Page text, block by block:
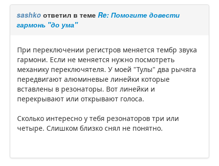
sashko ответил в теме Re: Помогите довести
гармонь "до ума"
При переключении регистров меняется тембр звука
гармони. Если не меняется нужно посмотреть
механику переключятеля. У моей "Тулы" два рычяга
передвигают алюминевые линейки которые
вставлены в резонаторы. Вот линейки и
перекрывают или открывают голоса.
Сколько интересно у тебя резонаторов три или
четыре. Слишком близко снял не понятно.